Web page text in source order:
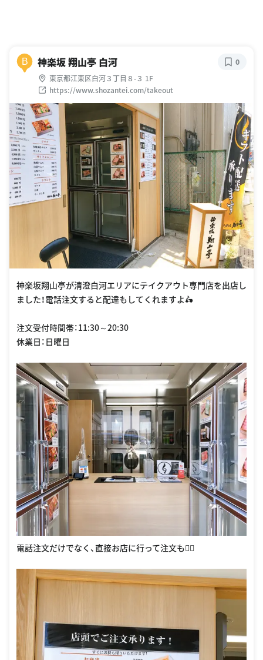
B 神楽坂 翔山亭 白河
東京都江東区白河３丁目８-３ 1F
https://www.shozantei.com/takeout
0
神楽坂翔山亭が清澄白河エリアにテイクアウト専門店を出店し
ました！電話注文すると配達もしてくれますよ🛵
注文受付時間帯：11:30～20:30
休業日：日曜日
電話注文だけでなく、直接お店に行って注文も🙆‍♀️